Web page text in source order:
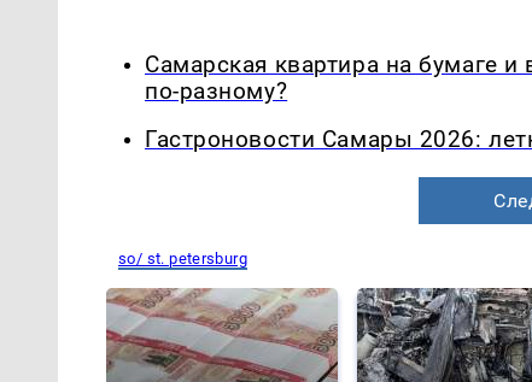
Самарская квартира на бумаге
по-разному?
Гастроновости Самары 2026:
so/ st. petersburg